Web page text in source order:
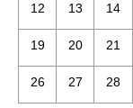
12 13 14
19 20 21
26 27 28